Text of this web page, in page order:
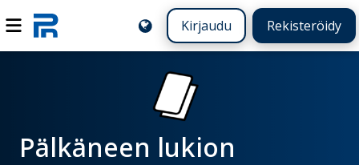
Kirjaudu Rekisteröidy
Pälkäneen lukion